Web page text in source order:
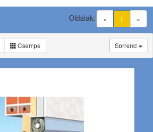
« 1 (current)
»
Oldalak:
Sorrend
Csempe